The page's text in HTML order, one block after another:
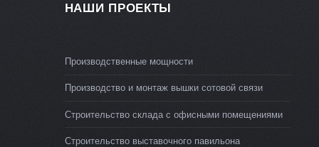
НАШИ ПРОЕКТЫ
Производственные мощности
Производство и монтаж вышки сотовой связи
Строительство склада с офисными помещениями
Строительство выставочного павильона